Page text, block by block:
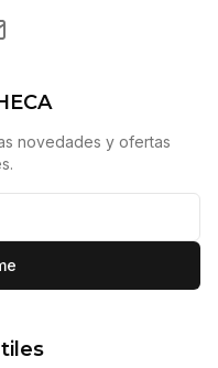
novedades y ofertas